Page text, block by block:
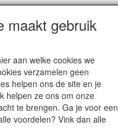
genoemde prijzen
, tenzij anders
maakt gebruik
aan welke cookies we
verzamelen geen
helpen ons de site en je
helpen ze ons om onze
te brengen. Ga je voor een
voordelen? Vink dan alle